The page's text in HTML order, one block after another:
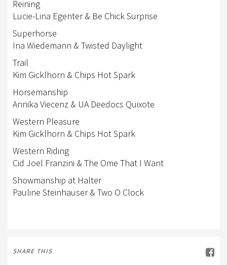
Reining
Lucie-Lina Egenter & Be Chick Surprise
Superhorse
Ina Wiedemann & Twisted Daylight
Trail
Kim Gicklhorn & Chips Hot Spark
Horsemanship
Annika Viecenz & UA Deedocs Quixote
Western Pleasure
Kim Gicklhorn & Chips Hot Spark
Western Riding
Cid Joel Franzini & The Ome That I Want
Showmanship at Halter
Pauline Steinhauser & Two O Clock
SHARE THIS